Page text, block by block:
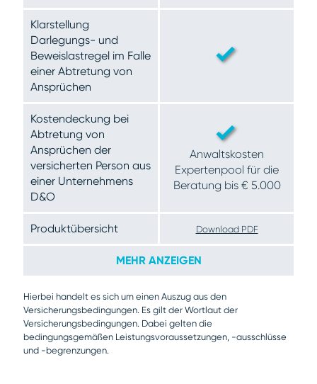
Klarstellung
Darlegungs- und
Beweislastregel im Falle
einer Abtretung von
Ansprüchen
Kostendeckung bei
Abtretung von
Ansprüchen der
versicherten Person aus
einer Unternehmens
D&O
Anwaltskosten
Expertenpool für die
Beratung bis € 5.000
Produktübersicht Download PDF
MEHR ANZEIGEN
Hierbei handelt es sich um einen Auszug aus den
Versicherungsbedingungen. Es gilt der Wortlaut der
Versicherungsbedingungen. Dabei gelten die
bedingungsgemäßen Leistungsvoraussetzungen, -ausschlüsse
und -begrenzungen.